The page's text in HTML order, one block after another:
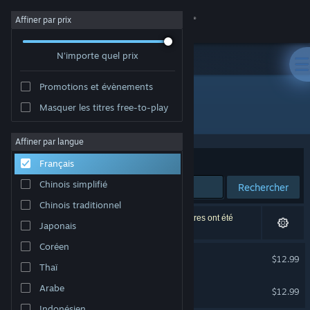
Se connecter
Magasin
À propos
Support
Changer la langue
Télécharger l'application mobile Steam
Voir version ordi. du site
Affiner par prix
N'importe quel prix
Promotions et évènements
Masquer les titres free-to-play
Affiner par langue
Français
Chinois simplifié
Chinois traditionnel
Japonais
Coréen
Thaï
Arabe
Développement : Benjamin Soulé
Trier par Pertinence
Rechercher
2 résultats correspondent à votre recherche. 2 titres ont été
exclus selon vos préférences.
$12.99
$12.99